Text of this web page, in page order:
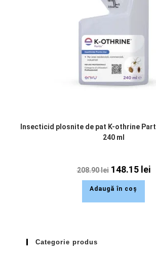
Insecticid plosnite de pat K-othrine
240 ml
208.90lei 148.15 lei
Adaugă în coș
Categorie produs